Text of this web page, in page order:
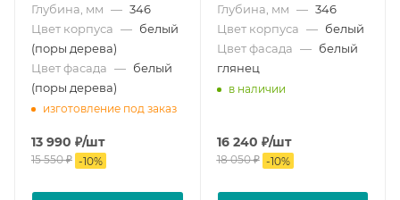
Глубина, мм — 346
Цвет корпуса — белый
(поры дерева)
Цвет фасада — белый
(поры дерева)
изготовление под заказ
13 990 ₽/шт
15 550₽ -10%
Глубина, мм — 346
Цвет корпуса — белый
Цвет фасада — белый
глянец
в наличии
16 240 ₽/шт
18 050₽ -10%